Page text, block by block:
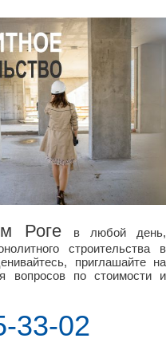
Роге
в любой день,
строительства в
приглашайте на
вопросов по стоимости и
33-02